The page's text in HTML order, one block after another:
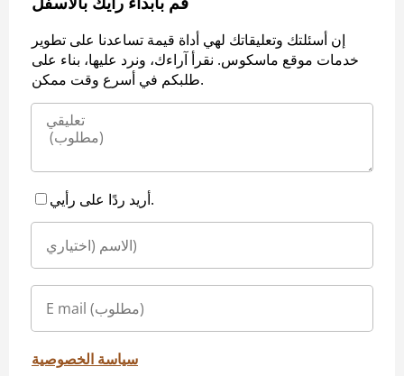
إن أسئلتك وتعليقاتك لهي أداة قيمة تساعدنا على تطوير
خدمات موقع ماسكوس. نقرأ آراءك، ونرد عليها، بناء على
طلبكم في أسرع وقت ممكن.
أريد ردًا على رأيي.
سياسة الخصوصية